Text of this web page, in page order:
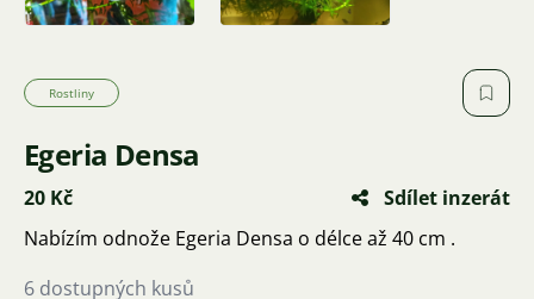
Rostliny
Egeria Densa
20 Kč
Sdílet inzerát
Nabízím odnože Egeria Densa o délce až 40 cm .
6 dostupných kusů